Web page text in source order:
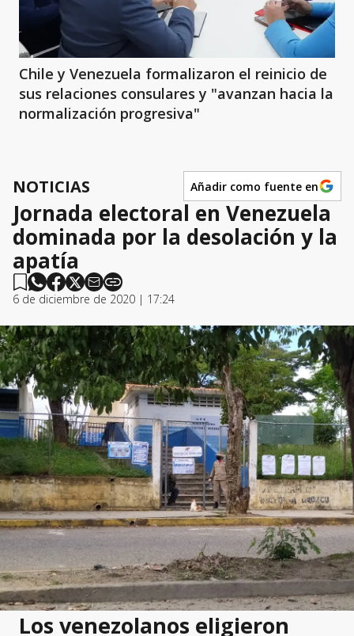
Chile y Venezuela formalizaron el reinicio de
sus relaciones consulares y "avanzan hacia la
normalización progresiva"
NOTICIAS Añadir como fuente en
Jornada electoral en Venezuela
dominada por la desolación y la
apatía
6 de diciembre de 2020 | 17:24
Los venezolanos eligieron